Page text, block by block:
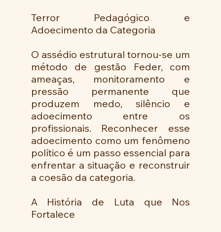
Terror Pedagógico e
Adoecimento da Categoria
O assédio estrutural tornou-se um
método de gestão Feder, com
ameaças, monitoramento e
pressão permanente que
produzem medo, silêncio e
adoecimento entre os
profissionais. Reconhecer esse
adoecimento como um fenômeno
político é um passo essencial para
enfrentar a situação e reconstruir
a coesão da categoria.
A História de Luta que Nos
Fortalece